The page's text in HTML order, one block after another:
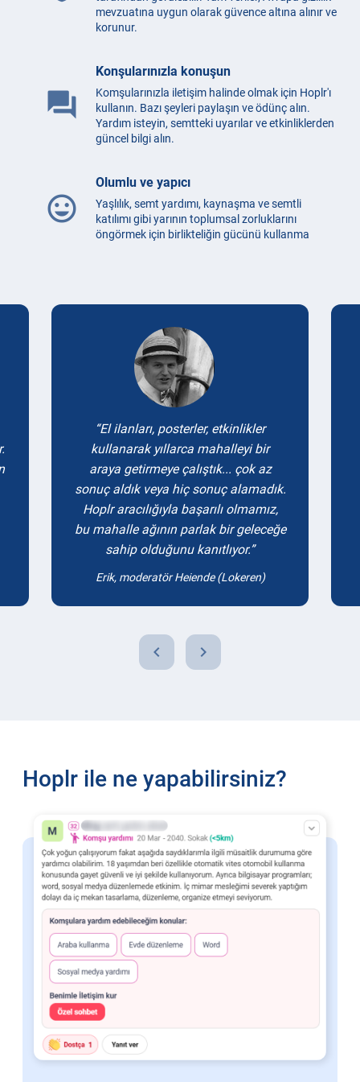
mevzuatına uygun olarak güvence altına alınır ve
korunur.
question_answer
Konşularınızla konuşun
Komşularınızla iletişim halinde olmak için Hoplr'ı
kullanın. Bazı şeyleri paylaşın ve ödünç alın.
Yardım isteyin, semtteki uyarılar ve etkinliklerden
güncel bilgi alın.
mood
Olumlu ve yapıcı
Yaşlılık, semt yardımı, kaynaşma ve semtli
katılımı gibi yarının toplumsal zorluklarını
öngörmek için birlikteliğin gücünü kullanma
Testimonials
El ilanları, posterler, etkinlikler
kullanarak yıllarca mahalleyi bir
araya getirmeye çalıştık... çok az
sonuç aldık veya hiç sonuç alamadık.
Hoplr aracılığıyla başarılı olmamız,
bu mahalle ağının parlak bir geleceğe
sahip olduğunu kanıtlıyor.
Erik, moderatör Heiende (Lokeren)
chevron_left chevron_right
Hoplr ile ne yapabilirsiniz?